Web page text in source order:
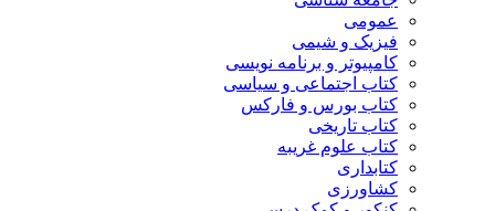
عمومی
فیزیک و شیمی
کامپیوتر و برنامه نویسی
کتاب اجتماعی و سیاسی
کتاب بورس و فارکس
کتاب تاریخی
کتاب علوم غریبه
کتابداری
کشاورزی